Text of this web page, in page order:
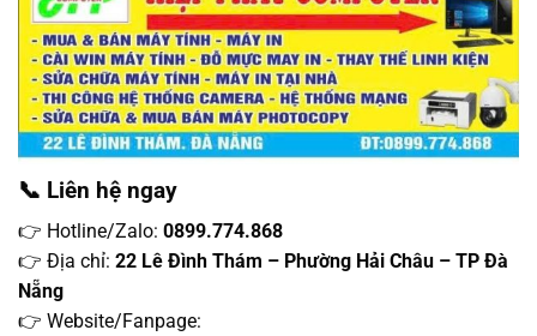
📞 Liên hệ ngay
👉 Hotline/Zalo: 0899.774.868
👉 Địa chỉ: 22 Lê Đình Thám – Phường Hải Châu – TP Đà
Nẵng
👉 Website/Fanpage: